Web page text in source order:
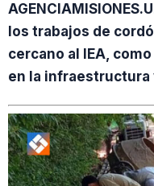
los trabajos de
cercano al IEA,
en la infraestructura